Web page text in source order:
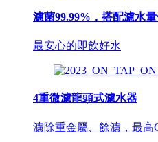
濾菌99.99%，搭配濾水
最安心的即飲好水
4重微濾龍頭式濾水器
濾除重金屬、餘濾，最高